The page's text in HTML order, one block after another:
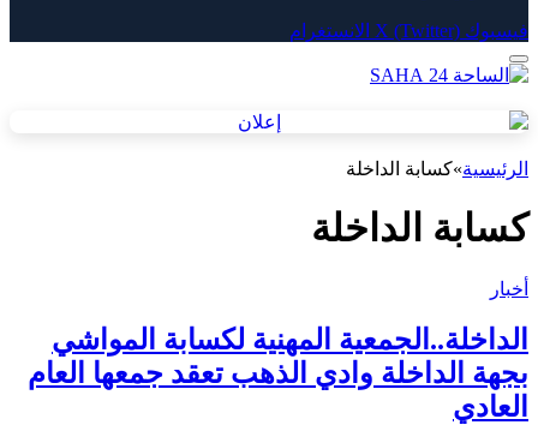
فيسبوك X (Twitter) الانستغرام
الرئيسية»كسابة الداخلة
كسابة الداخلة
أخبار
الداخلة..الجمعية المهنية لكسابة المواشي
بجهة الداخلة وادي الذهب تعقد جمعها العام
العادي